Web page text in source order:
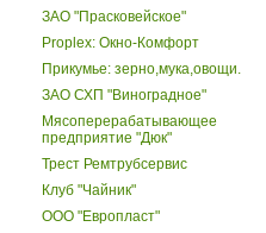
ЗАО "Прасковейское"
Proplex: Окно-Комфорт
Прикумье: зерно,мука,овощи.
ЗАО СХП "Виноградное"
Мясоперерабатывающее
предприятие "Дюк"
Трест Ремтрубсервис
Клуб "Чайник"
ООО "Европласт"